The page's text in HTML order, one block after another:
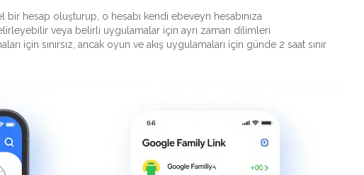
hesap oluşturup, o hesabı kendi ebeveyn hesabınıza
veya belirli uygulamalar için ayrı zaman dilimleri
için sınırsız, ancak oyun ve akış uygulamaları için günde 2 saat sınır